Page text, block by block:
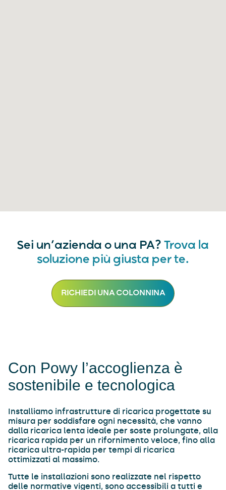
Sei un’azienda o una PA?Trova la
soluzione più giusta per te.
RICHIEDI UNA COLONNINA
Con Powy l’accoglienza è
sostenibile e tecnologica
Installiamo infrastrutture di ricarica progettate su
misura per soddisfare ogni necessità, che vanno
dalla ricarica lenta ideale per soste prolungate, alla
ricarica rapida per un rifornimento veloce, fino alla
ricarica ultra-rapida per tempi di ricarica
ottimizzati al massimo.
Tutte le installazioni sono realizzate nel rispetto
delle normative vigenti, sono accessibili a tutti e